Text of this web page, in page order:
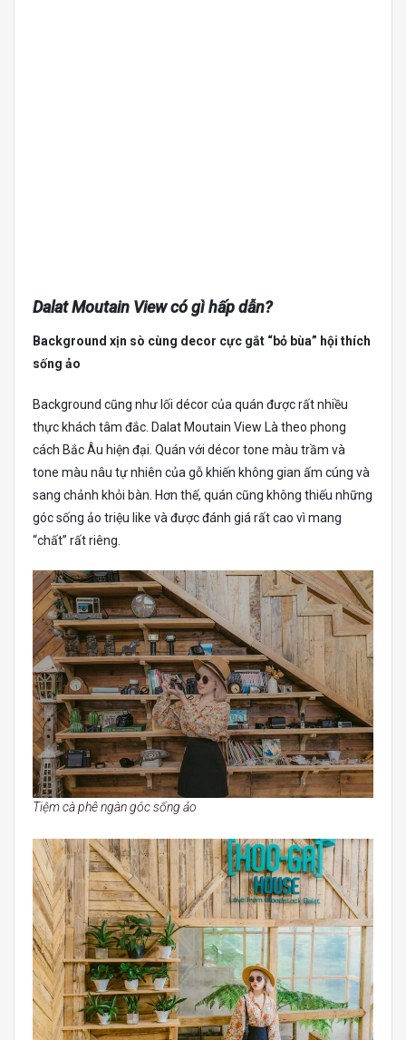
Dalat Moutain View có gì hấp dẫn?
Background xịn sò cùng decor cực gắt “bỏ bùa” hội thích
sống ảo
Background cũng như lối décor của quán được rất nhiều
thực khách tâm đắc. Dalat Moutain View Là theo phong
cách Bắc Âu hiện đại. Quán với décor tone màu trầm và
tone màu nâu tự nhiên của gỗ khiến không gian ấm cúng và
sang chảnh khỏi bàn. Hơn thế, quán cũng không thiếu những
góc sống ảo triệu like và được đánh giá rất cao vì mang
“chất” rất riêng.
Tiệm cà phê ngàn góc sống ảo